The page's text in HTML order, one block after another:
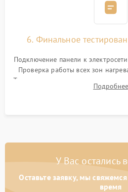
6. Финальное
Подключение панели к
Проверка работы всех зон
Тестирование сенсорного
остаточного тепла и систем
Подробнее
У Вас остались
Оставьте заявку, мы
время